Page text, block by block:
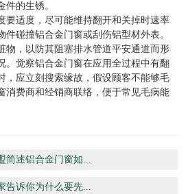
件的生锈。
要适度，尽可能维持翻开和关掉时速率
碰撞铝合金门窗或刮伤铝型材外表。
物，以防其阻塞排水管道平安通道而形
。觉察铝合金门窗在应用全过程中有翻
，应立刻搜索缘故，假设顾客不能够毛
消费商和经销商联络，便于常见毛病能
简述铝合金门窗如...
告诉你为什么要先...